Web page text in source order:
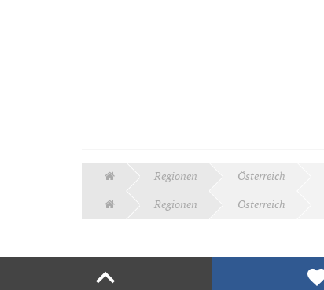
Regionen Österreich
Regionen Österreich